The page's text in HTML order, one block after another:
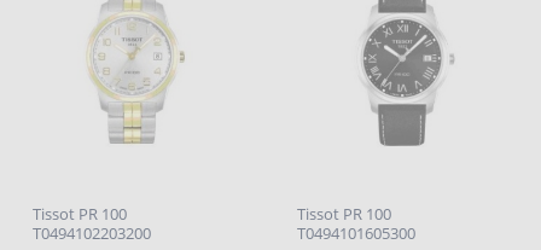
Tissot PR 100
T0494102203200
Tissot PR 100
T0494101605300